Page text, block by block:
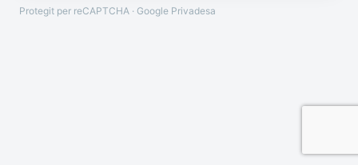
Protegit per reCAPTCHA · Google Privadesa